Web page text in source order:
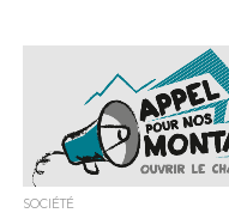
SOCIÉTÉ